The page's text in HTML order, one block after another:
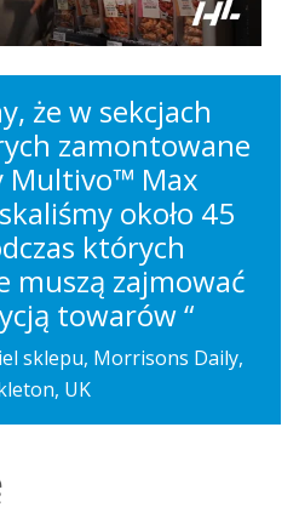
że w sekcjach
zamontowane
Multivo™ Max
około 45
których
muszą zajmować
towarów “
sklepu, Morrisons Daily,
UK